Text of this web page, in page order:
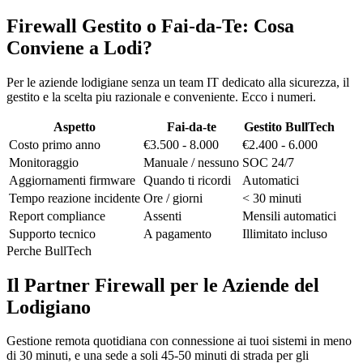
Firewall Gestito o Fai-da-Te: Cosa
Conviene a Lodi?
Per le aziende lodigiane senza un team IT dedicato alla sicurezza, il
gestito e la scelta piu razionale e conveniente. Ecco i numeri.
Aspetto Fai-da-te
Gestito BullTech
Costo primo anno
€3.500 - 8.000
€2.400 - 6.000
Monitoraggio
Manuale / nessuno SOC 24/7
Aggiornamenti firmware Quando ti ricordi
Automatici
Tempo reazione incidente Ore / giorni
< 30 minuti
Report compliance
Assenti
Mensili automatici
Supporto tecnico
A pagamento
Illimitato incluso
Perche BullTech
Il Partner Firewall per le Aziende del
Lodigiano
Gestione remota quotidiana con connessione ai tuoi sistemi in meno
di 30 minuti, e una sede a soli 45-50 minuti di strada per gli